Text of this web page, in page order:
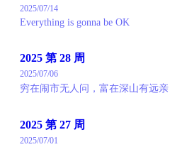
2025/07/14
Everything is gonna be OK
2025 第 28 周
2025/07/06
穷在闹市无人问，富在深山有远亲
2025 第 27 周
2025/07/01